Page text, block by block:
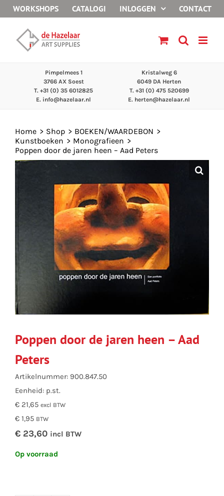
naar
inhoud
WORKSHOPS CATALOGI INLOGGEN CONTACT
Pimpelmees 1
3766 AX Soest
T. +31 (0) 35 6012825
E. info@hazelaar.nl
Kristalweg 6
6049 DA Herten
T. +31 (0) 475 520699
E. herten@hazelaar.nl
Home Shop
BOEKEN/WAARDEBON
Kunstboeken
Monografieen
Poppen door de jaren heen – Aad Peters
Poppen door de jaren heen – Aad
Peters
Artikelnummer: 900.847.50
Eenheid: p.st.
€ 21,65 excl BTW
€ 1,95 BTW
€ 23,60 incl BTW
Op voorraad